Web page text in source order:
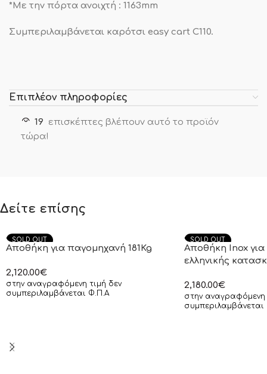
*Με την πόρτα ανοιχτή : 1163mm
Συμπεριλαμβάνεται καρότσι easy cart C110.
Επιπλέον πληροφορίες
19 επισκέπτες βλέπουν αυτό το προϊόν
τώρα!
Δείτε επίσης
SOLD OUT
Αποθήκη για παγομηχανή 181Kg
2,120.00€
στην αναγραφόμενη τιμή δεν
συμπεριλαμβάνεται Φ.Π.Α
SOLD OUT
Αποθήκη Inox
ελληνικής
2,180.00€
στην αναγραφόμενη